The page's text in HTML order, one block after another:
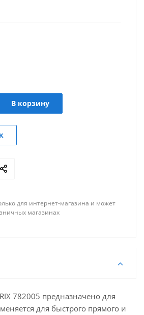
В корзину
для интернет-магазина и может
магазинах
782005 предназначено для
для быстрого прямого и